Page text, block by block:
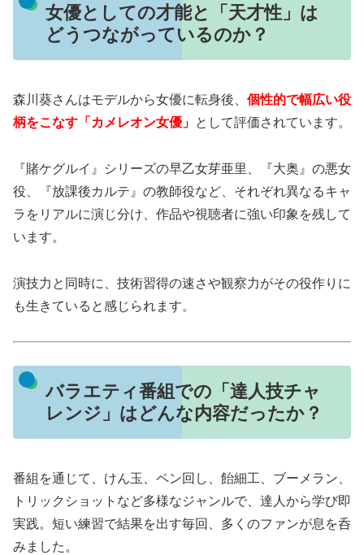
女優としての才能と「天才性」は
どうつながっているのか？
森川葵さんはモデルから女優に転身後、 個性的で幅広い役
柄をこなす「カメレオン女優」 として評価されています。
『賭ケグルイ』シリーズの早乙女芽亜里、『大奥』の悪女
役、『放課後カルテ』の教師役など、それぞれ異なるキャ
ラをリアルに演じ分け、作品や視聴者に強い印象を残して
います。
演技力と同時に、技術習得の速さや観察力がその役作りに
も生きていると感じられます。
バラエティ番組での「達人技チャ
レンジ」はどんな内容だったか？
番組を通じて、けん玉、ペン回し、飴細工、ブーメラン、
トリックショットなど多様なジャンルで、達人から学び即
実践。短い練習で結果を出す毎回、多くのファンが息を呑
みました。